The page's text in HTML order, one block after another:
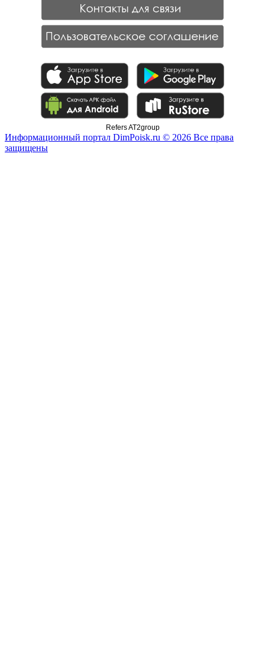
Refers AT2group
Информационный портал DimPoisk.ru © 2026 Все права
защищены